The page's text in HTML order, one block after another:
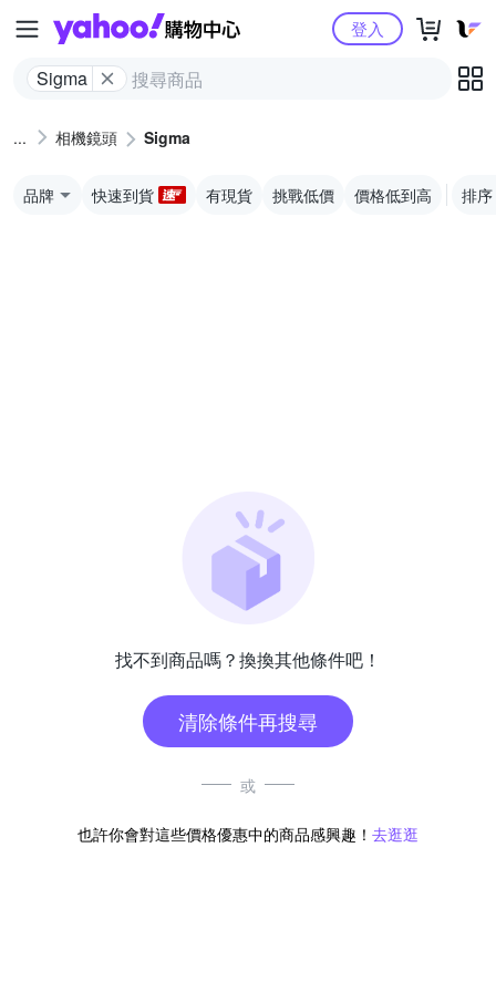
Yahoo購物中心
Sigma
登入
相機鏡頭 Sigma
品牌 快速到貨 有現貨 挑戰低價 價格低到高 排序
找不到商品嗎？換換其他條件吧！
清除條件再搜尋
或
也許你會對這些價格優惠中的商品感興趣！ 去逛逛